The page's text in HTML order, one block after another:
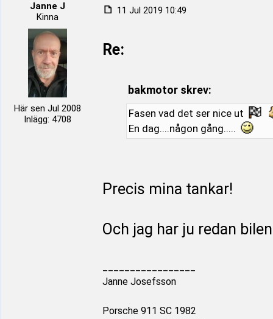
Janne J
Kinna
Här sen Jul 2008
Inlägg: 4708
11 Jul 2019 10:49
Re:
bakmotor skrev:
Fasen vad det ser nice ut
En dag....någon gång.....
Precis mina tankar!
Och jag har ju redan
Janne Josefsson
Porsche 911 SC 1982